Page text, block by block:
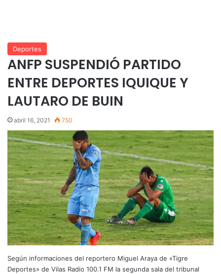
Deportes
ANFP SUSPENDIÓ PARTIDO
ENTRE DEPORTES IQUIQUE Y
LAUTARO DE BUIN
abril 16, 2021 750
Según informaciones del reportero Miguel Araya de «Tigre
Deportes» de Vilas Radio 100.1 FM la segunda sala del tribunal